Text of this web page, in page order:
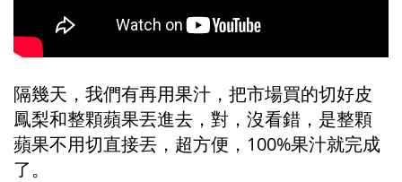
隔幾天，我們有再用果汁，把市場買的切好皮
鳳梨和整顆蘋果丟進去，對，沒看錯，是整顆
蘋果不用切直接丟，超方便，100%果汁就完成
了。